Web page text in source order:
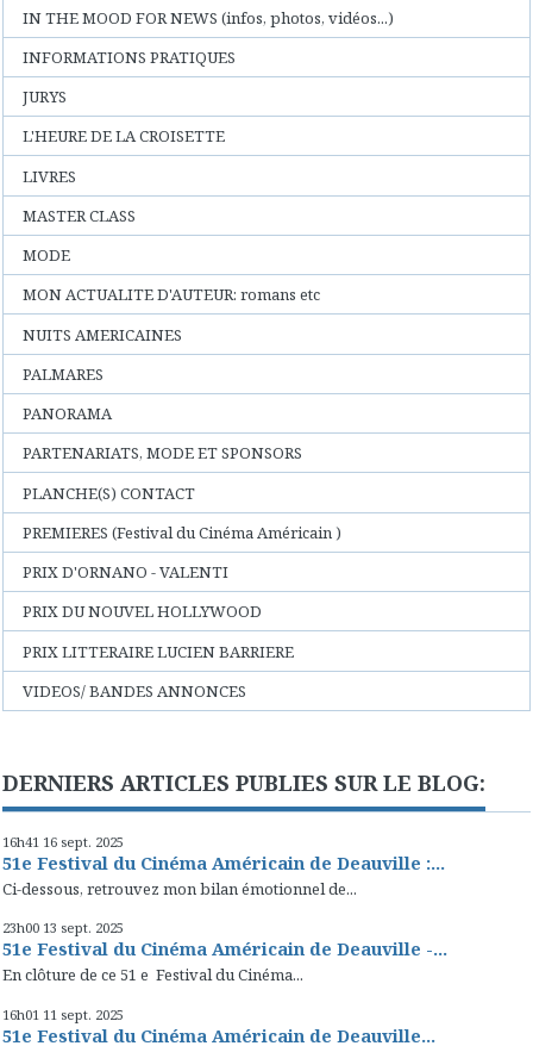
IN THE MOOD FOR NEWS (infos, photos, vidéos...)
INFORMATIONS PRATIQUES
JURYS
L'HEURE DE LA CROISETTE
LIVRES
MASTER CLASS
MODE
MON ACTUALITE D'AUTEUR: romans etc
NUITS AMERICAINES
PALMARES
PANORAMA
PARTENARIATS, MODE ET SPONSORS
PLANCHE(S) CONTACT
PREMIERES (Festival du Cinéma Américain )
PRIX D'ORNANO - VALENTI
PRIX DU NOUVEL HOLLYWOOD
PRIX LITTERAIRE LUCIEN BARRIERE
VIDEOS/ BANDES ANNONCES
DERNIERS ARTICLES PUBLIES SUR LE BLOG:
16h41 16 sept. 2025
51e Festival du Cinéma Américain de Deauville :...
Ci-dessous, retrouvez mon bilan émotionnel de...
23h00 13 sept. 2025
51e Festival du Cinéma Américain de Deauville -...
En clôture de ce 51 e Festival du Cinéma...
16h01 11 sept. 2025
51e Festival du Cinéma Américain de Deauville...